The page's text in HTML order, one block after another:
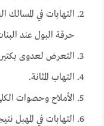
التهابات في المسالك
حرقة البول عند
التعرض لعدوى
التهاب المثانة.
الأملاح وحصوات الكلى
التهابات في المهبل